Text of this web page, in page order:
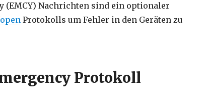
(EMCY) Nachrichten sind ein optionaler
Protokolls um Fehler in den Geräten zu
Protokoll